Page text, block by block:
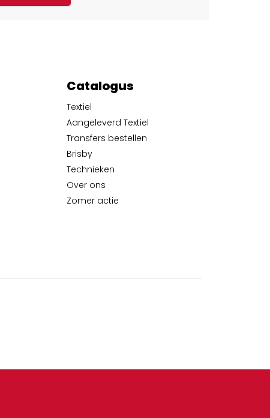
Catalogus
Textiel
Aangeleverd Textiel
Transfers bestellen
Brisby
Technieken
Over ons
Zomer actie